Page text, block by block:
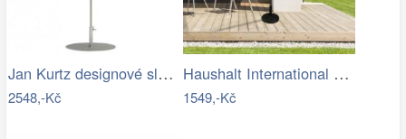
Jan Kurtz designové slunečníky Hawaii
2548,-Kč
Haushalt International Kovový slunečník…
1549,-Kč